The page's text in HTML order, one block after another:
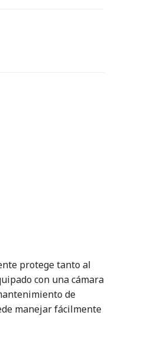
protege tanto al
con una cámara
de
manejar fácilmente